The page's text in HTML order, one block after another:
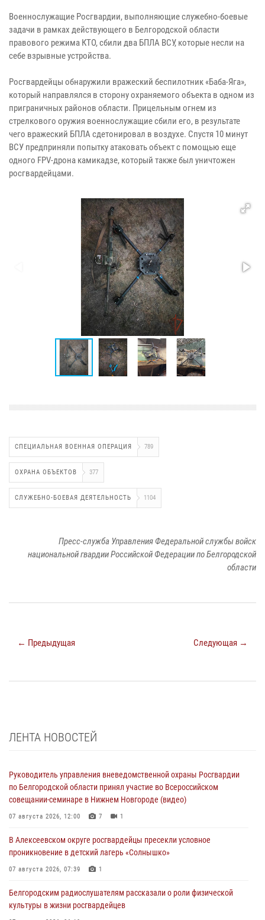
Военнослужащие Росгвардии, выполняющие служебно-боевые
задачи в рамках действующего в Белгородской области
правового режима КТО, сбили два БПЛА ВСУ, которые несли на
себе взрывные устройства.
Росгвардейцы обнаружили вражеский беспилотник «Баба-Яга»,
который направлялся в сторону охраняемого объекта в одном из
приграничных районов области. Прицельным огнем из
стрелкового оружия военнослужащие сбили его, в результате
чего вражеский БПЛА сдетонировал в воздухе. Спустя 10 минут
ВСУ предприняли попытку атаковать объект с помощью еще
одного FPV-дрона камикадзе, который также был уничтожен
росгвардейцами.
СПЕЦИАЛЬНАЯ ВОЕННАЯ ОПЕРАЦИЯ 789
ОХРАНА ОБЪЕКТОВ 377
СЛУЖЕБНО-БОЕВАЯ ДЕЯТЕЛЬНОСТЬ 1104
Пресс-служба Управления Федеральной службы войск
национальной гвардии Российской Федерации по Белгородской
области
← Предыдущая Следующая →
ЛЕНТА НОВОСТЕЙ
Руководитель управления вневедомственной охраны Росгвардии
по Белгородской области принял участие во Всероссийском
совещании-семинаре в Нижнем Новгороде (видео)
07 августа 2026, 12:00 7 1
В Алексеевском округе росгвардейцы пресекли условное
проникновение в детский лагерь «Солнышко»
07 августа 2026, 07:39 1
Белгородским радиослушателям рассказали о роли физической
культуры в жизни росгвардейцев